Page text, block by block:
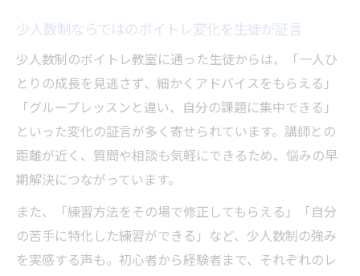
少人数制ならではのボイトレ変化を生徒が証言
少人数制のボイトレ教室に通った生徒からは、「一人ひ
とりの成長を見逃さず、細かくアドバイスをもらえる」
「グループレッスンと違い、自分の課題に集中できる」
といった変化の証言が多く寄せられています。講師との
距離が近く、質問や相談も気軽にできるため、悩みの早
期解決につながっています。
また、「練習方法をその場で修正してもらえる」「自分
の苦手に特化した練習ができる」など、少人数制の強み
を実感する声も。初心者から経験者まで、それぞれのレ